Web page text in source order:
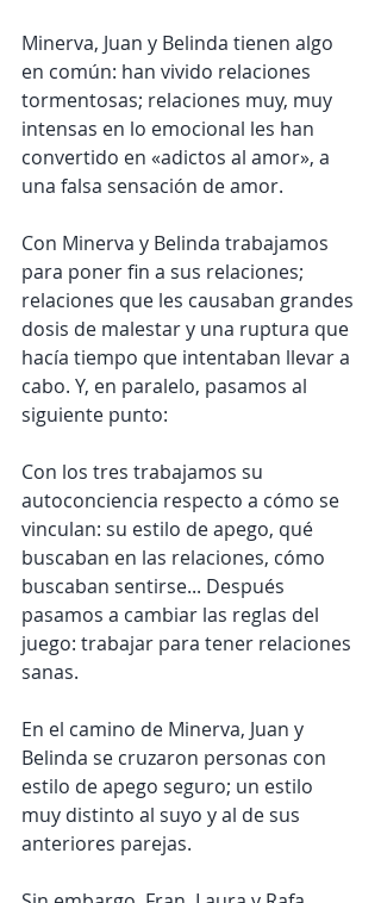
Minerva, Juan y Belinda tienen algo
en común: han vivido relaciones
tormentosas; relaciones muy, muy
intensas en lo emocional les han
convertido en «adictos al amor», a
una falsa sensación de amor.
Con Minerva y Belinda trabajamos
para poner fin a sus relaciones;
relaciones que les causaban grandes
dosis de malestar y una ruptura que
hacía tiempo que intentaban llevar a
cabo. Y, en paralelo, pasamos al
siguiente punto:
Con los tres trabajamos su
autoconciencia respecto a cómo se
vinculan: su estilo de apego, qué
buscaban en las relaciones, cómo
buscaban sentirse... Después
pasamos a cambiar las reglas del
juego: trabajar para tener relaciones
sanas.
En el camino de Minerva, Juan y
Belinda se cruzaron personas con
estilo de apego seguro; un estilo
muy distinto al suyo y al de sus
anteriores parejas.